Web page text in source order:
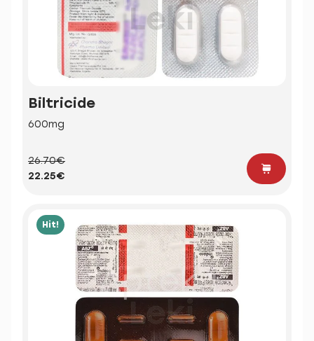
Biltricide
600mg
26.70€
22.25€
Hit!